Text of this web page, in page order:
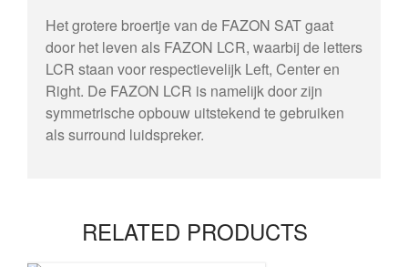
Het grotere broertje van de FAZON SAT gaat
door het leven als FAZON LCR, waarbij de letters
LCR staan voor respectievelijk Left, Center en
Right. De FAZON LCR is namelijk door zijn
symmetrische opbouw uitstekend te gebruiken
als surround luidspreker.
RELATED PRODUCTS